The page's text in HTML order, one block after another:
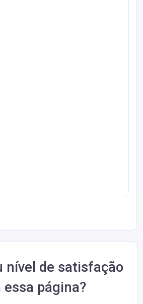
nível de satisfação
essa página?